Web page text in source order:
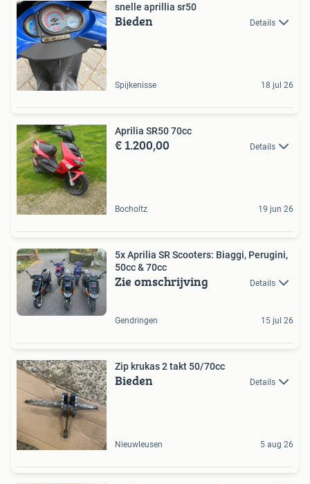
snelle aprillia sr50
Bieden Details
Spijkenisse 18 jul 26
Aprilia SR50 70cc
€ 1.200,00 Details
Bocholtz 19 jun 26
5x Aprilia SR Scooters: Biaggi, Perugini,
50cc & 70cc
Zie omschrijving Details
Gendringen 15 jul 26
Zip krukas 2 takt 50/70cc
Bieden Details
Nieuwleusen 5 aug 26